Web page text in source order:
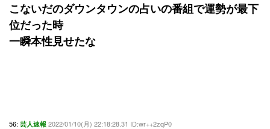
こないだのダウンタウンの占いの番組で運勢が最下
位だった時
一瞬本性見せたな
56: 芸人速報 2022/01/10(月) 22:18:28.31 ID:wr++2zqP0